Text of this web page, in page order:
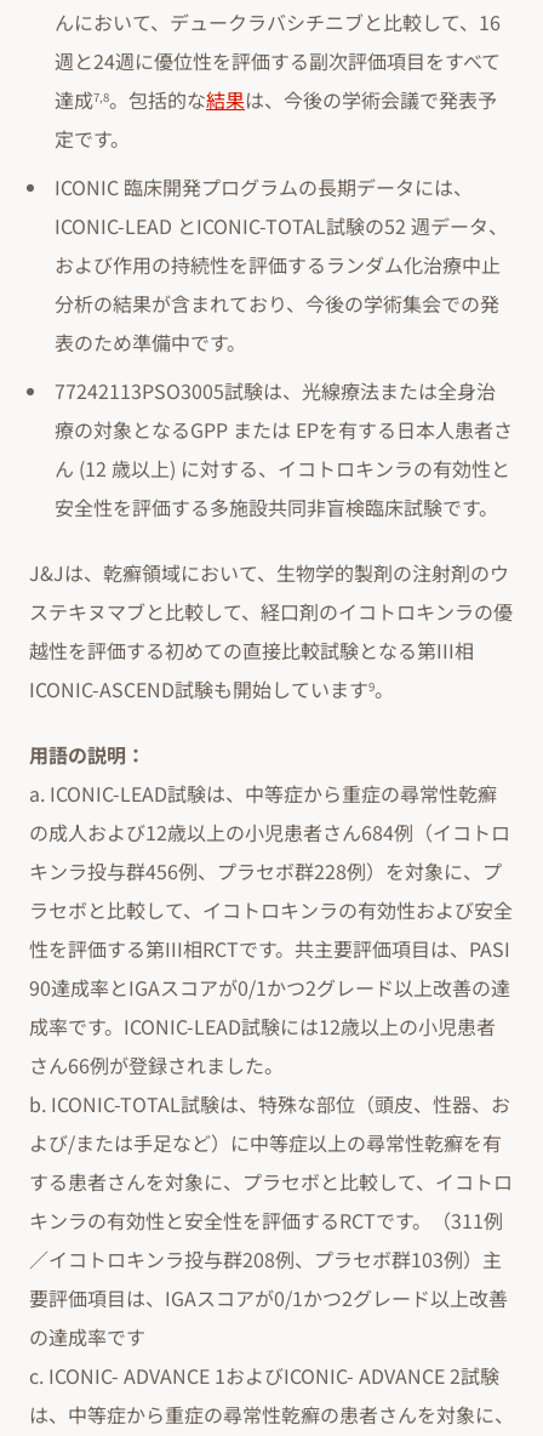
んにおいて、デュークラバシチニブと比較して、16
週と24週に優位性を評価する副次評価項目をすべて
達成7,8。包括的な結果は、今後の学術会議で発表予
定です。
ICONIC 臨床開発プログラムの長期データには、
ICONIC-LEAD とICONIC-TOTAL試験の52 週データ、
および作用の持続性を評価するランダム化治療中止
分析の結果が含まれており、今後の学術集会での発
表のため準備中です。
77242113PSO3005試験は、光線療法または全身治
療の対象となるGPP または EPを有する日本人患者さ
ん (12 歳以上) に対する、イコトロキンラの有効性と
安全性を評価する多施設共同非盲検臨床試験です。
J&Jは、乾癬領域において、生物学的製剤の注射剤のウ
ステキヌマブと比較して、経口剤のイコトロキンラの優
越性を評価する初めての直接比較試験となる第III相
ICONIC-ASCEND試験も開始しています9。
用語の説明：
a. ICONIC-LEAD試験は、中等症から重症の尋常性乾癬
の成人および12歳以上の小児患者さん684例（イコトロ
キンラ投与群456例、プラセボ群228例）を対象に、プ
ラセボと比較して、イコトロキンラの有効性および安全
性を評価する第III相RCTです。共主要評価項目は、PASI
90達成率とIGAスコアが0/1かつ2グレード以上改善の達
成率です。ICONIC-LEAD試験には12歳以上の小児患者
さん66例が登録されました。
b. ICONIC-TOTAL試験は、特殊な部位（頭皮、性器、お
よび/または手足など）に中等症以上の尋常性乾癬を有
する患者さんを対象に、プラセボと比較して、イコトロ
キンラの有効性と安全性を評価するRCTです。（311例
／イコトロキンラ投与群208例、プラセボ群103例）主
要評価項目は、IGAスコアが0/1かつ2グレード以上改善
の達成率です
c. ICONIC- ADVANCE 1およびICONIC- ADVANCE 2試験
は、中等症から重症の尋常性乾癬の患者さんを対象に、